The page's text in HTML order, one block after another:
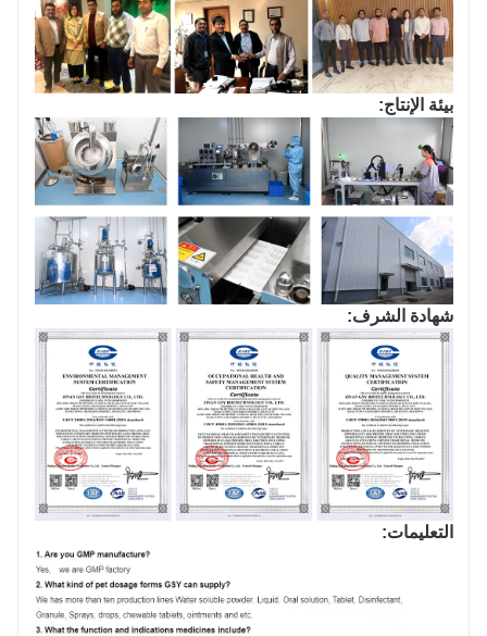
بيئة الإنتاج:
شهادة الشرف:
التعليمات: